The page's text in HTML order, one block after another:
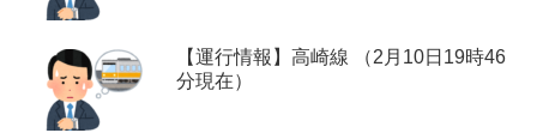
【運行情報】高崎線 （2月10日19時46
分現在）